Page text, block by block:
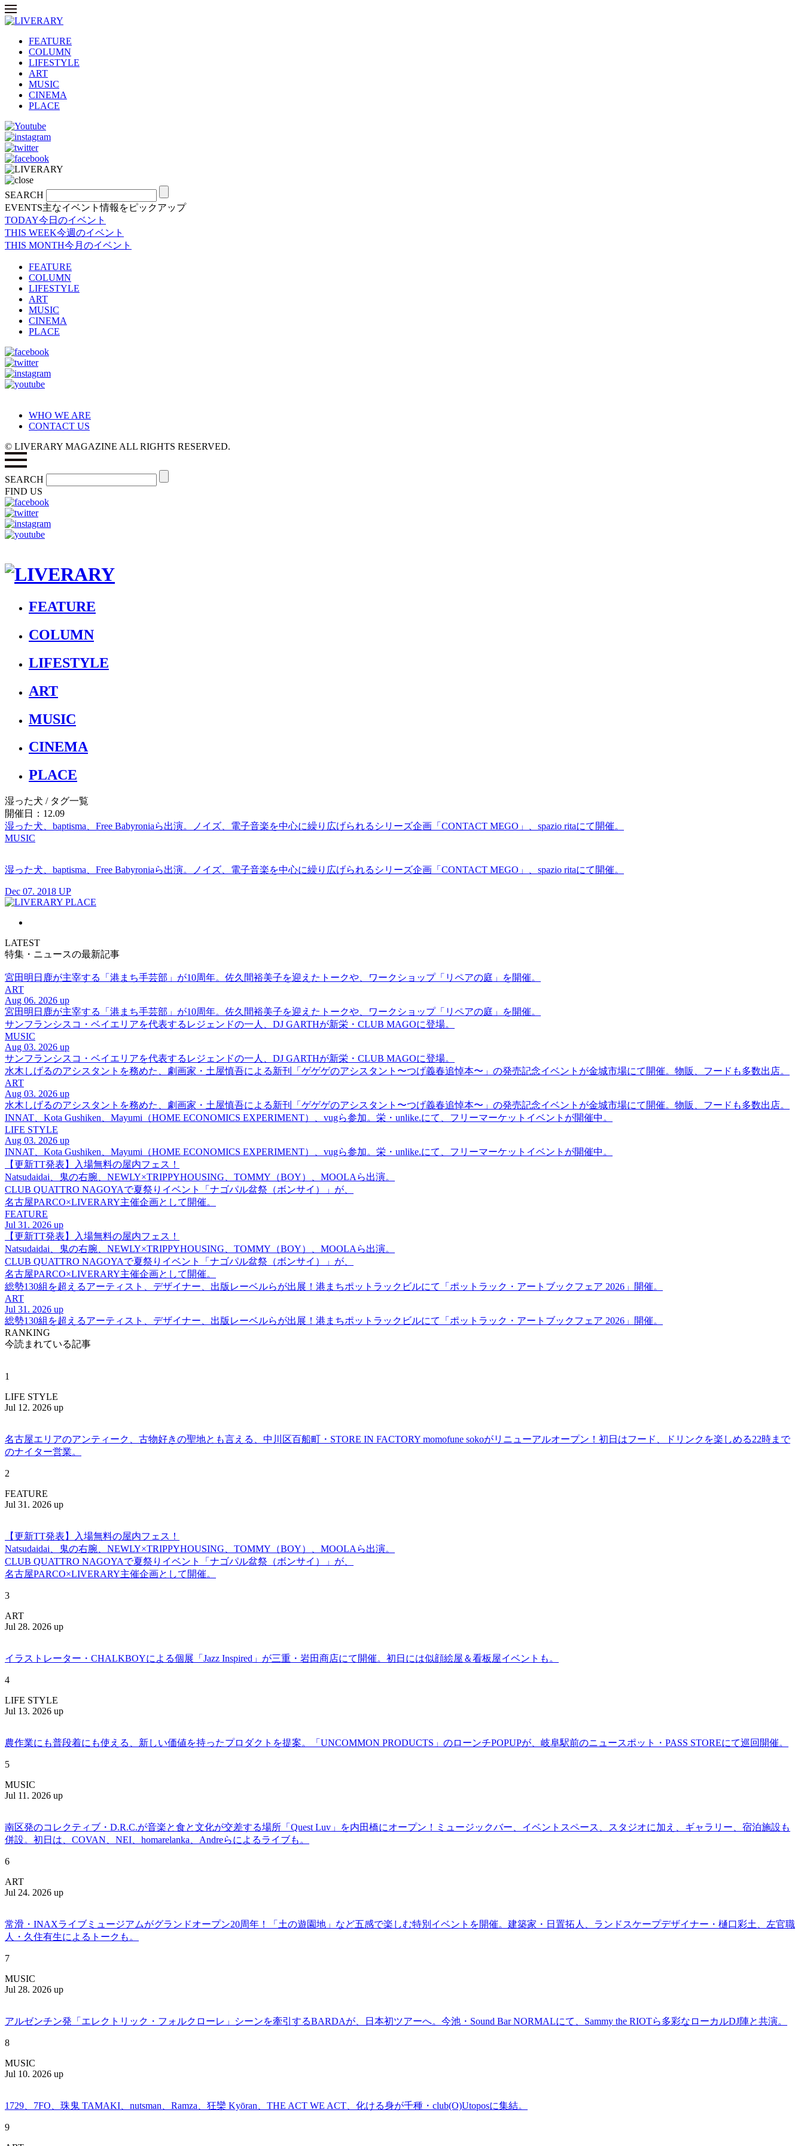
FEATURE
COLUMN
LIFESTYLE
ART
MUSIC
CINEMA
PLACE
SEARCH
EVENTS主なイベント情報をピックアップ
TODAY今日のイベント
THIS WEEK今週のイベント
THIS MONTH今月のイベント
FEATURE
COLUMN
LIFESTYLE
ART
MUSIC
CINEMA
PLACE
WHO WE ARE
CONTACT US
© LIVERARY MAGAZINE ALL RIGHTS RESERVED.
SEARCH
FIND US
FEATURE
COLUMN
LIFESTYLE
ART
MUSIC
CINEMA
PLACE
湿った犬 / タグ一覧
開催日：12.09
湿った犬、baptisma、Free Babyroniaら出演。ノイズ、電子音楽を中心に繰り広げられるシリーズ企画「CONTACT MEGO」、spazio ritaにて開催。
MUSIC
湿った犬、baptisma、Free Babyroniaら出演。ノイズ、電子音楽を中心に繰り広げられるシリーズ企画「CONTACT MEGO」、spazio ritaにて開催。
Dec 07. 2018 UP
LATEST
特集・ニュースの最新記事
宮田明日鹿が主宰する「港まち手芸部」が10周年。佐久間裕美子を迎えたトークや、ワークショップ「リペアの庭」を開催。
ART
Aug 06. 2026 up
宮田明日鹿が主宰する「港まち手芸部」が10周年。佐久間裕美子を迎えたトークや、ワークショップ「リペアの庭」を開催。
サンフランシスコ・ベイエリアを代表するレジェンドの一人、DJ GARTHが新栄・CLUB MAGOに登場。
MUSIC
Aug 03. 2026 up
サンフランシスコ・ベイエリアを代表するレジェンドの一人、DJ GARTHが新栄・CLUB MAGOに登場。
水木しげるのアシスタントを務めた、劇画家・土屋慎吾による新刊「ゲゲゲのアシスタント〜つげ義春追悼本〜」の発売記念イベントが金城市場にて開催。物販、フードも多数出店。
ART
Aug 03. 2026 up
水木しげるのアシスタントを務めた、劇画家・土屋慎吾による新刊「ゲゲゲのアシスタント〜つげ義春追悼本〜」の発売記念イベントが金城市場にて開催。物販、フードも多数出店。
INNAT、Kota Gushiken、Mayumi（HOME ECONOMICS EXPERIMENT）、vugら参加。栄・unlike.にて、フリーマーケットイベントが開催中。
LIFE STYLE
Aug 03. 2026 up
INNAT、Kota Gushiken、Mayumi（HOME ECONOMICS EXPERIMENT）、vugら参加。栄・unlike.にて、フリーマーケットイベントが開催中。
【更新TT発表】入場無料の屋内フェス！
Natsudaidai、鬼の右腕、NEWLY×TRIPPYHOUSING、TOMMY（BOY）、MOOLAら出演。
CLUB QUATTRO NAGOYAで夏祭りイベント「ナゴパル盆祭（ボンサイ）」が、
名古屋PARCO×LIVERARY主催企画として開催。
FEATURE
Jul 31. 2026 up
【更新TT発表】入場無料の屋内フェス！
Natsudaidai、鬼の右腕、NEWLY×TRIPPYHOUSING、TOMMY（BOY）、MOOLAら出演。
CLUB QUATTRO NAGOYAで夏祭りイベント「ナゴパル盆祭（ボンサイ）」が、
名古屋PARCO×LIVERARY主催企画として開催。
総勢130組を超えるアーティスト、デザイナー、出版レーベルらが出展！港まちポットラックビルにて「ポットラック・アートブックフェア 2026」開催。
ART
Jul 31. 2026 up
総勢130組を超えるアーティスト、デザイナー、出版レーベルらが出展！港まちポットラックビルにて「ポットラック・アートブックフェア 2026」開催。
RANKING
今読まれている記事
1
LIFE STYLE
Jul 12. 2026 up
名古屋エリアのアンティーク、古物好きの聖地とも言える、中川区百船町・STORE IN FACTORY momofune sokoがリニューアルオープン！初日はフード、ドリンクを楽しめる22時まで
のナイター営業。
2
FEATURE
Jul 31. 2026 up
【更新TT発表】入場無料の屋内フェス！
Natsudaidai、鬼の右腕、NEWLY×TRIPPYHOUSING、TOMMY（BOY）、MOOLAら出演。
CLUB QUATTRO NAGOYAで夏祭りイベント「ナゴパル盆祭（ボンサイ）」が、
名古屋PARCO×LIVERARY主催企画として開催。
3
ART
Jul 28. 2026 up
イラストレーター・CHALKBOYによる個展「Jazz Inspired」が三重・岩田商店にて開催。初日には似顔絵屋＆看板屋イベントも。
4
LIFE STYLE
Jul 13. 2026 up
農作業にも普段着にも使える、新しい価値を持ったプロダクトを提案。「UNCOMMON PRODUCTS」のローンチPOPUPが、岐阜駅前のニュースポット・PASS STOREにて巡回開催。
5
MUSIC
Jul 11. 2026 up
南区発のコレクティブ・D.R.C.が⾳楽と⾷と⽂化が交差する場所「Quest Luv」を内田橋にオープン！ミュージックバー、イベントスペース、スタジオに加え、ギャラリー、宿泊施設も
併設。初日は、COVAN、NEI、homarelanka、Andreらによるライブも。
6
ART
Jul 24. 2026 up
常滑・INAXライブミュージアムがグランドオープン20周年！「土の遊園地」など五感で楽しむ特別イベントを開催。建築家・日置拓人、ランドスケープデザイナー・樋口彩土、左官職
人・久住有生によるトークも。
7
MUSIC
Jul 28. 2026 up
アルゼンチン発「エレクトリック・フォルクローレ」シーンを牽引するBARDAが、日本初ツアーへ。今池・Sound Bar NORMALにて、Sammy the RIOTら多彩なローカルDJ陣と共演。
8
MUSIC
Jul 10. 2026 up
1729、7FO、珠鬼 TAMAKI、nutsman、Ramza、狂欒 Kyōran、THE ACT WE ACT、化ける身が千種・club(O)Utoposに集結。
9